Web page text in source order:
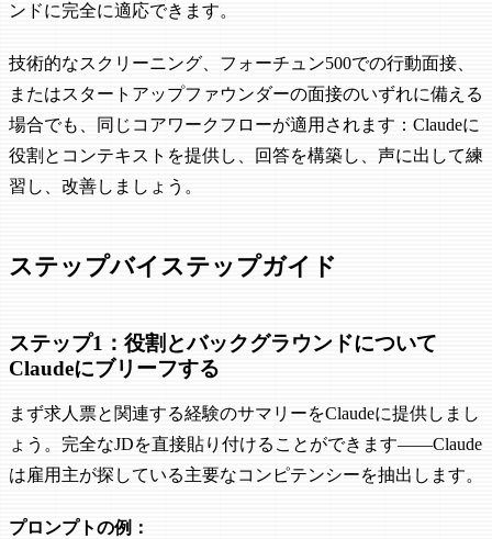
ンドに完全に適応できます。
技術的なスクリーニング、フォーチュン500での行動面接、
またはスタートアップファウンダーの面接のいずれに備える
場合でも、同じコアワークフローが適用されます：Claudeに
役割とコンテキストを提供し、回答を構築し、声に出して練
習し、改善しましょう。
ステップバイステップガイド
ステップ1：役割とバックグラウンドについて
Claudeにブリーフする
まず求人票と関連する経験のサマリーをClaudeに提供しまし
ょう。完全なJDを直接貼り付けることができます——Claude
は雇用主が探している主要なコンピテンシーを抽出します。
プロンプトの例：